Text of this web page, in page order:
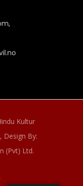
Kultur
Design By:
(Pvt) Ltd.